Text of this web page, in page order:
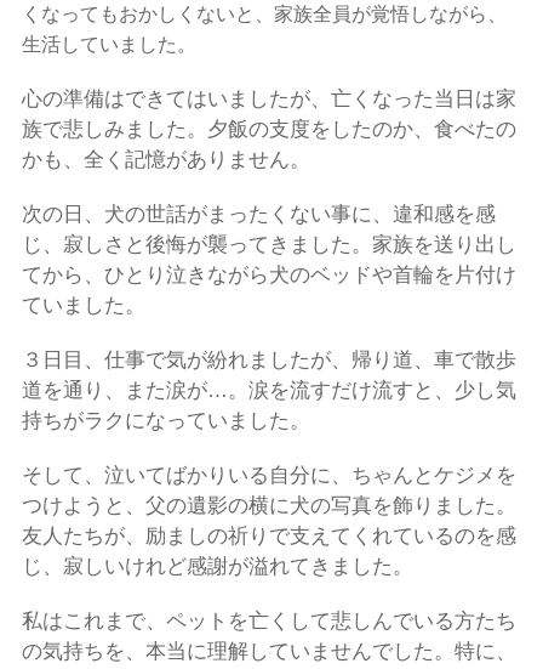
くなってもおかしくないと、家族全員が覚悟しながら、
生活していました。
心の準備はできてはいましたが、亡くなった当日は家
族で悲しみました。夕飯の支度をしたのか、食べたの
かも、全く記憶がありません。
次の日、犬の世話がまったくない事に、違和感を感
じ、寂しさと後悔が襲ってきました。家族を送り出し
てから、ひとり泣きながら犬のベッドや首輪を片付け
ていました。
３日目、仕事で気が紛れましたが、帰り道、車で散歩
道を通り、また涙が…。涙を流すだけ流すと、少し気
持ちがラクになっていました。
そして、泣いてばかりいる自分に、ちゃんとケジメを
つけようと、父の遺影の横に犬の写真を飾りました。
友人たちが、励ましの祈りで支えてくれているのを感
じ、寂しいけれど感謝が溢れてきました。
私はこれまで、ペットを亡くして悲しんでいる方たち
の気持ちを、本当に理解していませんでした。特に、